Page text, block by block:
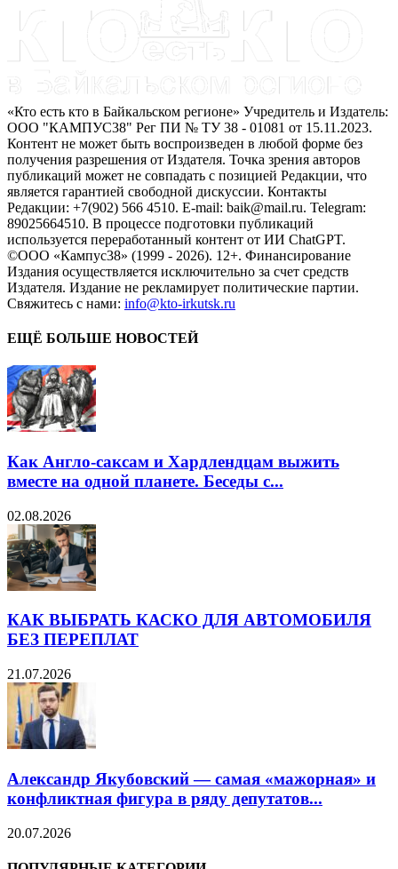
«Кто есть кто в Байкальском регионе» Учредитель и Издатель:
ООО "КАМПУС38" Рег ПИ № ТУ 38 - 01081 от 15.11.2023.
Контент не может быть воспроизведен в любой форме без
получения разрешения от Издателя. Точка зрения авторов
публикаций может не совпадать с позицией Редакции, что
является гарантией свободной дискуссии. Контакты
Редакции: +7(902) 566 4510. E-mail: baik@mail.ru. Telegram:
89025664510. В процессе подготовки публикаций
используется переработанный контент от ИИ ChatGPT.
©ООО «Кампус38» (1999 - 2026). 12+. Финансирование
Издания осуществляется исключительно за счет средств
Издателя. Издание не рекламирует политические партии.
Свяжитесь с нами: info@kto-irkutsk.ru
ЕЩЁ БОЛЬШЕ НОВОСТЕЙ
Как Англо-саксам и Хардлендцам выжить
вместе на одной планете. Беседы с...
02.08.2026
КАК ВЫБРАТЬ КАСКО ДЛЯ АВТОМОБИЛЯ
БЕЗ ПЕРЕПЛАТ
21.07.2026
Александр Якубовский — самая «мажорная» и
конфликтная фигура в ряду депутатов...
20.07.2026